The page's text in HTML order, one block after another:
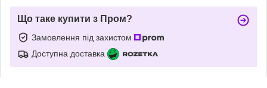
Що таке купити з Пром?
Замовлення під захистом
Доступна доставка